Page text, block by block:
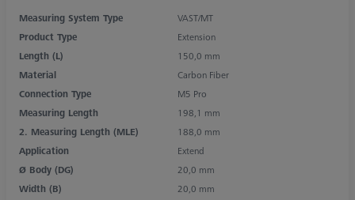
Measuring System Type
VAST/MT
Product Type
Extension
Length (L)
150,0 mm
Material
Carbon Fiber
Connection Type
M5 Pro
Measuring Length
198,1 mm
2. Measuring Length (MLE)
188,0 mm
Application
Extend
Ø Body (DG)
20,0 mm
Width (B)
20,0 mm